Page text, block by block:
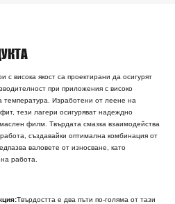
с висока якост са проектирани да осигурят
при приложения с високо
температура. Изработени от леене на
тези лагери осигуряват надеждно
филм. Твърдата смазка взаимодейства
създавайки оптимална комбинация от
валовете от износване, като
работа.
Твърдостта е два пъти по-голяма от тази